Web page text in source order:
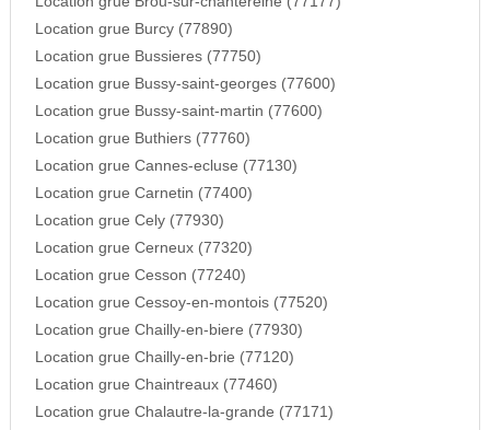
Location grue Burcy (77890)
Location grue Bussieres (77750)
Location grue Bussy-saint-georges (77600)
Location grue Bussy-saint-martin (77600)
Location grue Buthiers (77760)
Location grue Cannes-ecluse (77130)
Location grue Carnetin (77400)
Location grue Cely (77930)
Location grue Cerneux (77320)
Location grue Cesson (77240)
Location grue Cessoy-en-montois (77520)
Location grue Chailly-en-biere (77930)
Location grue Chailly-en-brie (77120)
Location grue Chaintreaux (77460)
Location grue Chalautre-la-grande (77171)